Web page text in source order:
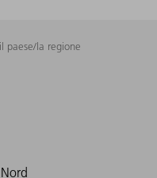
paese/la regione